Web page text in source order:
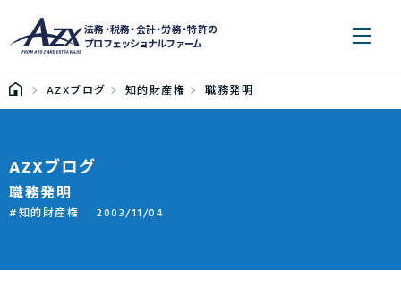
法務・税務・会計・労務・特許の
プロフェッショナルファーム
AZXブログ 知的財産権 職務発明
AZXブログ
職務発明
知的財産権 2003/11/04